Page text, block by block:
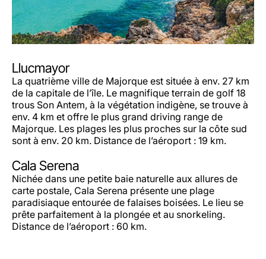
Llucmayor
La quatrième ville de Majorque est située à env. 27 km
de la capitale de l’île. Le magnifique terrain de golf 18
trous Son Antem, à la végétation indigène, se trouve à
env. 4 km et offre le plus grand driving range de
Majorque. Les plages les plus proches sur la côte sud
sont à env. 20 km. Distance de l’aéroport : 19 km.
Cala Serena
Nichée dans une petite baie naturelle aux allures de
carte postale, Cala Serena présente une plage
paradisiaque entourée de falaises boisées. Le lieu se
prête parfaitement à la plongée et au snorkeling.
Distance de l’aéroport : 60 km.